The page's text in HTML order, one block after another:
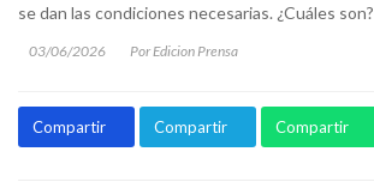
se dan las condiciones necesarias. ¿Cuáles son?
03/06/2026 Por Edicion Prensa
Compartir Compartir Compartir